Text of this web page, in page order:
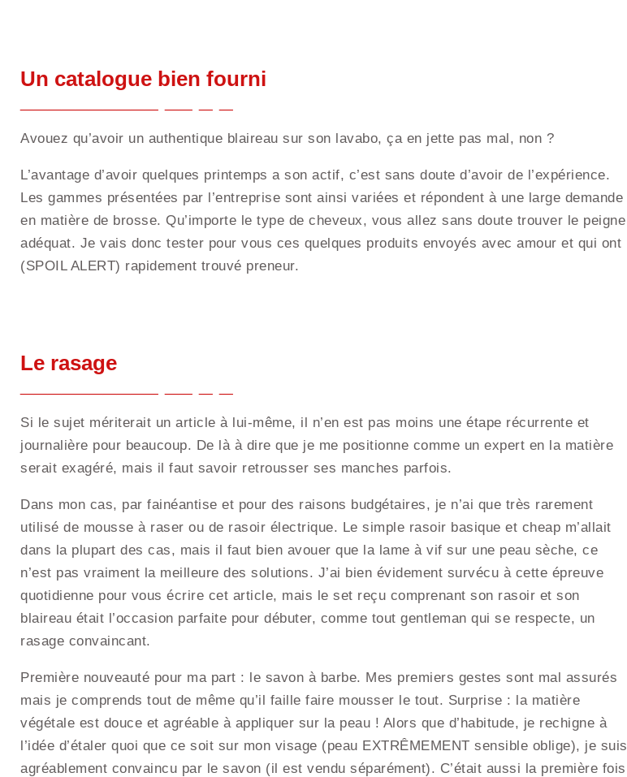
Un catalogue bien fourni
Avouez qu’avoir un authentique blaireau sur son lavabo, ça en jette pas mal, non ?
L’avantage d’avoir quelques printemps a son actif, c’est sans doute d’avoir de l’expérience.
Les gammes présentées par l’entreprise sont ainsi variées et répondent à une large demande
en matière de brosse. Qu’importe le type de cheveux, vous allez sans doute trouver le peigne
adéquat. Je vais donc tester pour vous ces quelques produits envoyés avec amour et qui ont
(SPOIL ALERT) rapidement trouvé preneur.
Le rasage
Si le sujet mériterait un article à lui-même, il n’en est pas moins une étape récurrente et
journalière pour beaucoup. De là à dire que je me positionne comme un expert en la matière
serait exagéré, mais il faut savoir retrousser ses manches parfois.
Dans mon cas, par fainéantise et pour des raisons budgétaires, je n’ai que très rarement
utilisé de mousse à raser ou de rasoir électrique. Le simple rasoir basique et cheap m’allait
dans la plupart des cas, mais il faut bien avouer que la lame à vif sur une peau sèche, ce
n’est pas vraiment la meilleure des solutions. J’ai bien évidement survécu à cette épreuve
quotidienne pour vous écrire cet article, mais le set reçu comprenant son rasoir et son
blaireau était l’occasion parfaite pour débuter, comme tout gentleman qui se respecte, un
rasage convaincant.
Première nouveauté pour ma part : le savon à barbe. Mes premiers gestes sont mal assurés
mais je comprends tout de même qu’il faille faire mousser le tout. Surprise : la matière
végétale est douce et agréable à appliquer sur la peau ! Alors que d’habitude, je rechigne à
l’idée d’étaler quoi que ce soit sur mon visage (peau EXTRÊMEMENT sensible oblige), je suis
agréablement convaincu par le savon (il est vendu séparément). C’était aussi la première fois